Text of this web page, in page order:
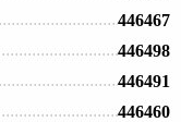
446467
446498
446491
446460